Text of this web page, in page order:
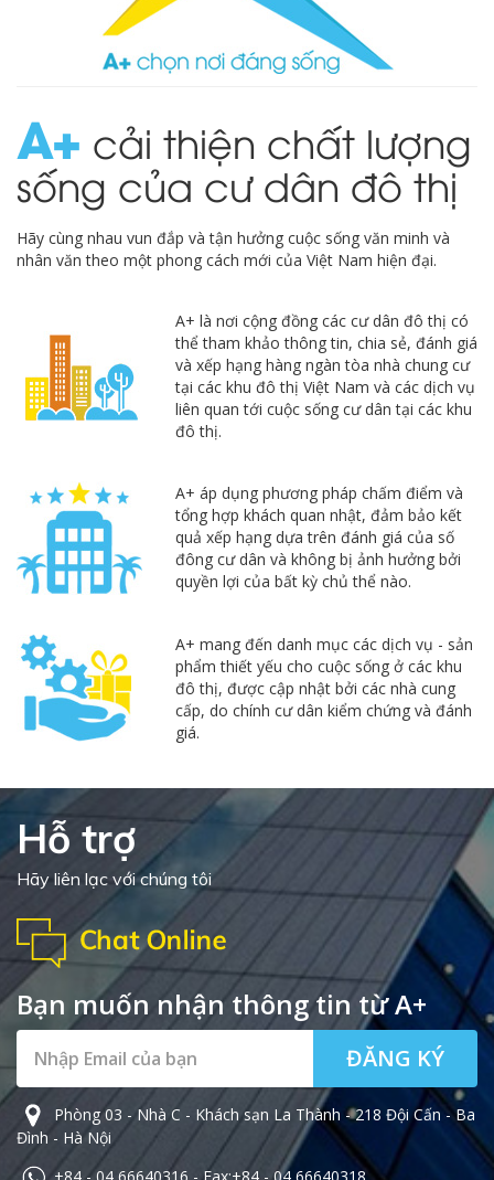
A
cải thiện chất lượng
sống của cư dân đô thị
Hãy cùng nhau vun đắp và tận hưởng cuộc sống văn minh và
nhân văn theo một phong cách mới của Việt Nam hiện đại.
A+ là nơi cộng đồng các cư dân đô thị có
thể tham khảo thông tin, chia sẻ, đánh giá
và xếp hạng hàng ngàn tòa nhà chung cư
tại các khu đô thị Việt Nam và các dịch vụ
liên quan tới cuộc sống cư dân tại các khu
đô thị.
A+ áp dụng phương pháp chấm điểm và
tổng hợp khách quan nhật, đảm bảo kết
quả xếp hạng dựa trên đánh giá của số
đông cư dân và không bị ảnh hưởng bởi
quyền lợi của bất kỳ chủ thể nào.
A+ mang đến danh mục các dịch vụ - sản
phẩm thiết yếu cho cuộc sống ở các khu
đô thị, được cập nhật bởi các nhà cung
cấp, do chính cư dân kiểm chứng và đánh
giá.
Hỗ trợ
Hãy liên lạc với chúng tôi
Bạn muốn nhận thông tin từ A+
ĐĂNG KÝ
Phòng 03 - Nhà C - Khách sạn La Thành - 218 Đội Cấn - Ba
Đình - Hà Nội